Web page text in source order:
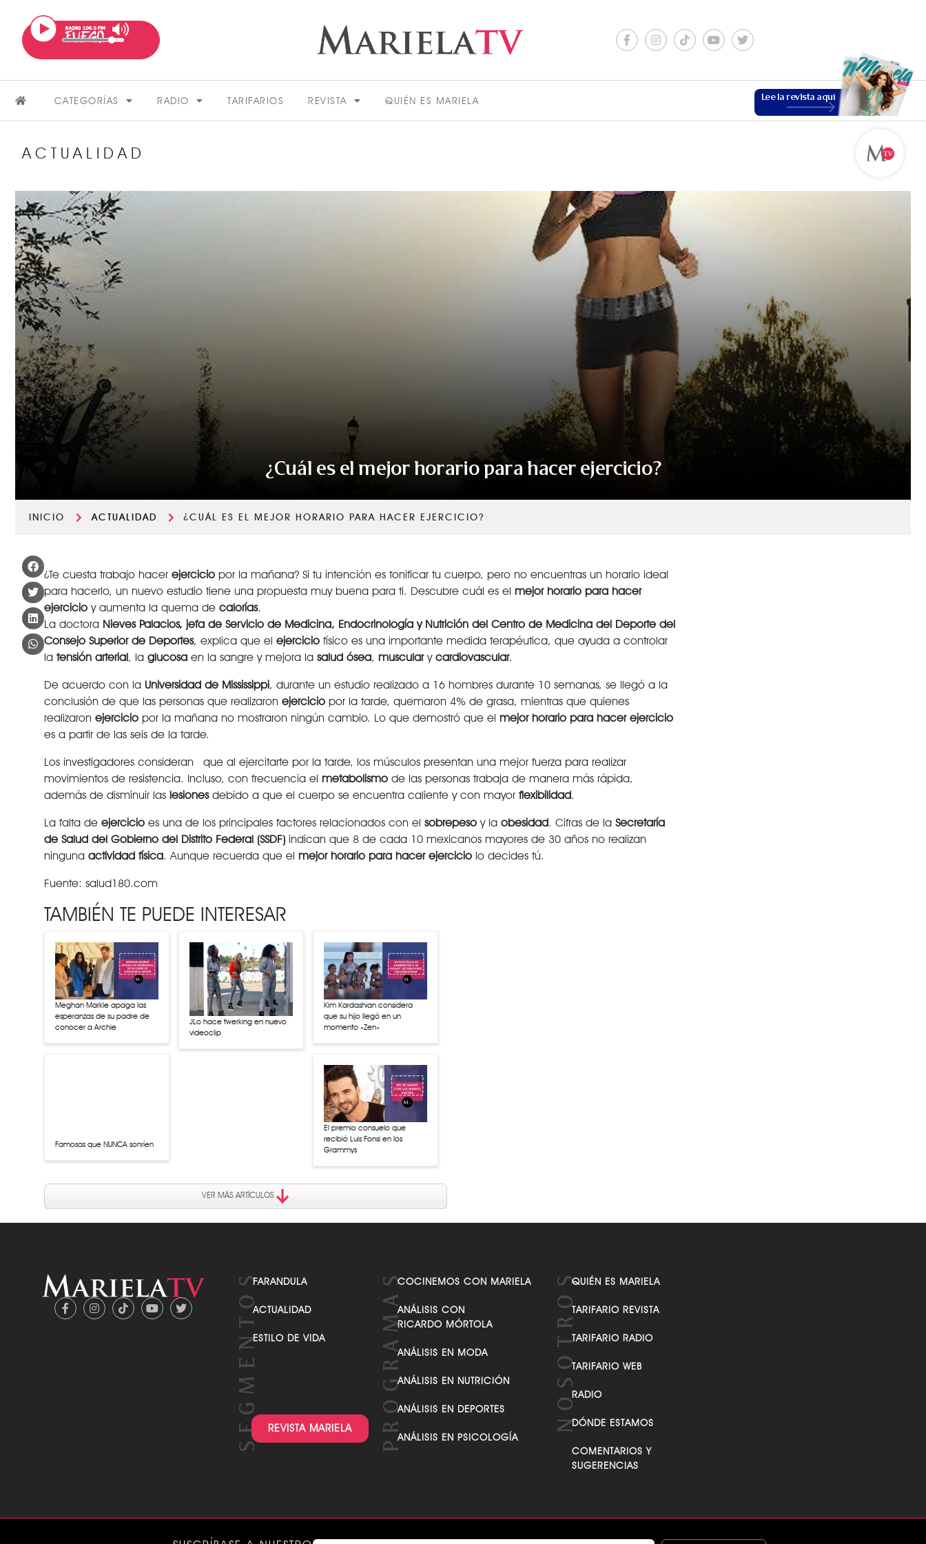
CATEGORÍAS RADIO TARIFARIOS REVISTA QUIÉN ES MARIELA Lee la revista aquí
VER MÁS VER MÁS
ACTUALIDAD
¿Cuál es el mejor horario para hacer ejercicio?
INICIO ACTUALIDAD ¿CUÁL ES EL MEJOR HORARIO PARA HACER EJERCICIO?
¿Te cuesta trabajo hacerejerciciopor la mañana? Si tu intención es tonificar tu cuerpo, pero no encuentras un horario ideal
para hacerlo, un nuevo estudio tiene una propuesta muy buena para ti. Descubre cuál es el mejor horario para hacer
ejercicioy aumenta la quema de calorías.
La doctora Nieves Palacios, jefa de Servicio de Medicina, Endocrinología y Nutrición del Centro de Medicina del Deporte del
Consejo Superior de Deportes, explica que el ejerciciofísico es una importante medida terapéutica, que ayuda a controlar
latensión arterial, la glucosaen la sangre y mejora la salud ósea, musculary cardiovascular.
De acuerdo con la Universidad de Mississippi, durante un estudio realizado a 16 hombres durante 10 semanas, se llegó a la
conclusión de que las personas que realizaron ejerciciopor la tarde, quemaron 4% de grasa, mientras que quienes
realizaron ejerciciopor la mañana no mostraron ningún cambio. Lo que demostró que el mejor horario para hacer ejercicio
es a partir de las seis de la tarde.
Los investigadores consideran que al ejercitarte por la tarde, los músculos presentan una mejor fuerza para realizar
movimientos de resistencia. Incluso, con frecuencia el metabolismode las personas trabaja de manera más rápida,
además de disminuir laslesionesdebido a que el cuerpo se encuentra caliente y con mayor flexibilidad.
La falta de ejercicioes una de los principales factores relacionados con el sobrepesoy la obesidad. Cifras de la Secretaría
de Salud del Gobierno del Distrito Federal (SSDF)indican que 8 de cada 10 mexicanos mayores de 30 años no realizan
ninguna actividad física. Aunque recuerda que el mejor horario para hacer ejerciciolo decides tú.
Fuente: salud180.com
TAMBIÉN TE PUEDE INTERESAR
Meghan Markle apaga las
esperanzas de su padre de
conocer a Archie
Famosas que NUNCA sonríen
JLo hace twerking en nuevo
videoclip
Kim Kardashian considera
que su hijo llegó en un
momento «Zen»
El premio consuelo que
recibió Luis Fonsi en los
Grammys
VER MÁS ARTÍCULOS
FARANDULA
ACTUALIDAD
ESTILO DE VIDA
REVISTA MARIELA
COCINEMOS CON MARIELA
ANÁLISIS CON
RICARDO MÓRTOLA
ANÁLISIS EN MODA
ANÁLISIS EN NUTRICIÓN
ANÁLISIS EN DEPORTES
ANÁLISIS EN PSICOLOGÍA
QUIÉN ES MARIELA
TARIFARIO REVISTA
TARIFARIO RADIO
TARIFARIO WEB
RADIO
DÓNDE ESTAMOS
COMENTARIOS Y
SUGERENCIAS